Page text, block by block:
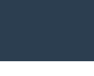
• CASH-FLOW •